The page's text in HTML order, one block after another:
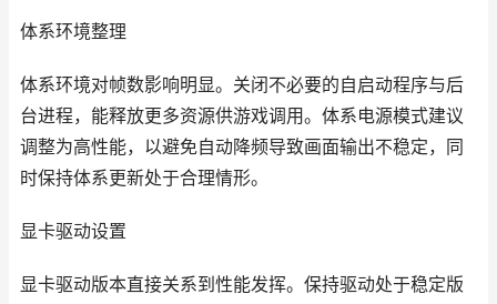
体系环境整理
体系环境对帧数影响明显。关闭不必要的自启动程序与后
台进程，能释放更多资源供游戏调用。体系电源模式建议
调整为高性能，以避免自动降频导致画面输出不稳定，同
时保持体系更新处于合理情形。
显卡驱动设置
显卡驱动版本直接关系到性能发挥。保持驱动处于稳定版